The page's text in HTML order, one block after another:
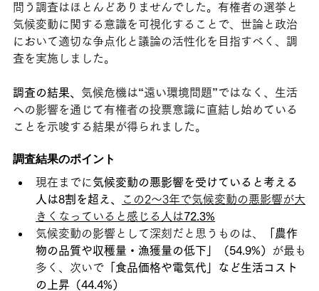
問う調査はほとんどありませんでした。有権者の選挙と
気候変動に関する意識を可視化することで、世論と政治
において適切な争点化と議論の活性化を目指すべく、調
査を実施しました。
調査の結果、 気候危機は“遠い環境問題”ではなく、生活
への影響を通じて有権者の投票意識に直結し始めている
ことを示唆する結果が得られました。
調査結果のポイント
現在までに 気候変動の悪影響を受けていると考える
人は8割を超え、
この2〜3年で気候変動の悪影響が大
きくなっていると感じる人は72.3%
気候変動の影響として深刻だと思うものは、
「農作
物の品質や収穫量・漁獲量の低下」（54.9%）
が最も
多く、次いで 「食品価格や電気代」など生活コスト
の上昇（44.4%）